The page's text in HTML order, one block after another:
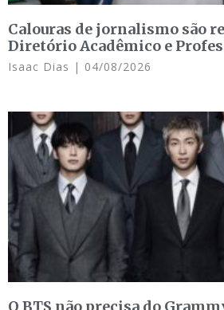
Calouras de jornalismo são
Diretório Acadêmico e
Isaac Dias 04/08/2026
O BTS não precisa do